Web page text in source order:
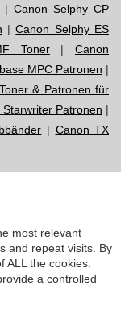
|Canon Selphy CP
|Canon Selphy ES
Toner|Canon
MPC Patronen |
& Patronen für
Patronen |
| Canon TX
most relevant
and repeat visits. By
ALL the cookies.
a controlled